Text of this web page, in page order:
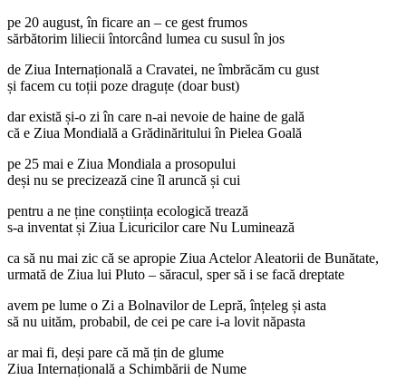
pe 20 august, în ficare an – ce gest frumos
sărbătorim liliecii întorcând lumea cu susul în jos
de Ziua Internațională a Cravatei, ne îmbrăcăm cu gust
și facem cu toții poze draguțe (doar bust)
dar există și-o zi în care n-ai nevoie de haine de gală
că e Ziua Mondială a Grădinăritului în Pielea Goală
pe 25 mai e Ziua Mondiala a prosopului
deși nu se precizează cine îl aruncă și cui
pentru a ne ține conștiința ecologică trează
s-a inventat și Ziua Licuricilor care Nu Luminează
ca să nu mai zic că se apropie Ziua Actelor Aleatorii de Bunătate,
urmată de Ziua lui Pluto – săracul, sper să i se facă dreptate
avem pe lume o Zi a Bolnavilor de Lepră, înțeleg și asta
să nu uităm, probabil, de cei pe care i-a lovit năpasta
ar mai fi, deși pare că mă țin de glume
Ziua Internațională a Schimbării de Nume